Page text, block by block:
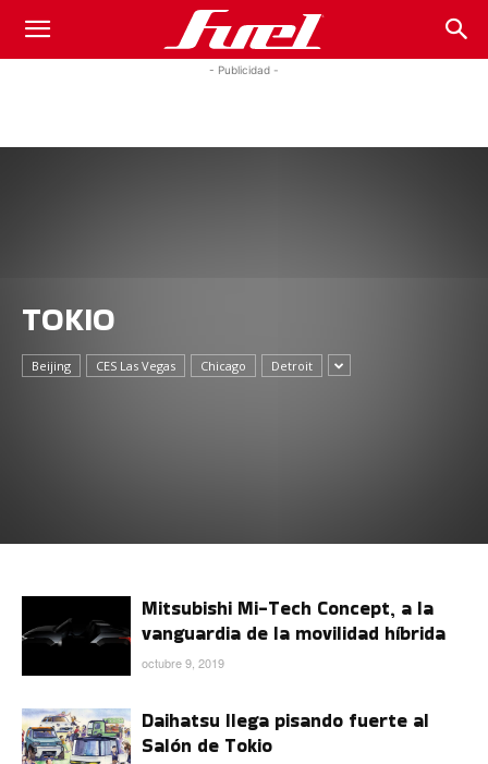
Fuel
- Publicidad -
TOKIO
Beijing CES Las Vegas Chicago Detroit
Mitsubishi Mi-Tech Concept, a la
vanguardia de la movilidad híbrida
octubre 9, 2019
Daihatsu llega pisando fuerte al
Salón de Tokio